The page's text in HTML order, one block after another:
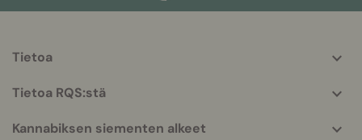
More
info
Tietoa
Tietoa RQS:stä
Kannabiksen siementen alkeet